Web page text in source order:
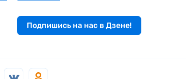
Подпишись на нас в Дзене!